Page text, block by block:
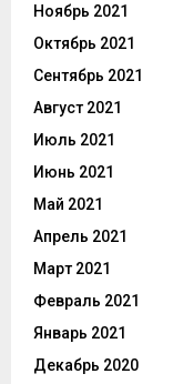
Ноябрь 2021
Октябрь 2021
Сентябрь 2021
Август 2021
Июль 2021
Июнь 2021
Май 2021
Апрель 2021
Март 2021
Февраль 2021
Январь 2021
Декабрь 2020